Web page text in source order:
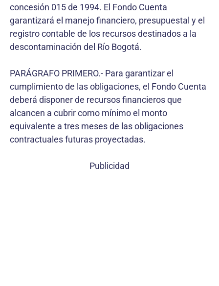
concesión 015 de 1994. El Fondo Cuenta
garantizará el manejo financiero, presupuestal y el
registro contable de los recursos destinados a la
descontaminación del Río Bogotá.
PARÁGRAFO PRIMERO.- Para garantizar el
cumplimiento de las obligaciones, el Fondo Cuenta
deberá disponer de recursos financieros que
alcancen a cubrir como mínimo el monto
equivalente a tres meses de las obligaciones
contractuales futuras proyectadas.
Publicidad